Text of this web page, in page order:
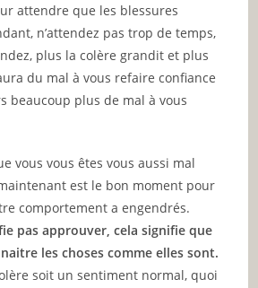
attendre que les blessures
n’attendez pas trop de temps,
plus la colère grandit et plus
du mal à vous refaire confiance
beaucoup plus de mal à vous
vous vous êtes vous aussi mal
est le bon moment pour
comportement a engendrés.
pas approuver, cela signifie que
les choses comme elles sont.
soit un sentiment normal, quoi